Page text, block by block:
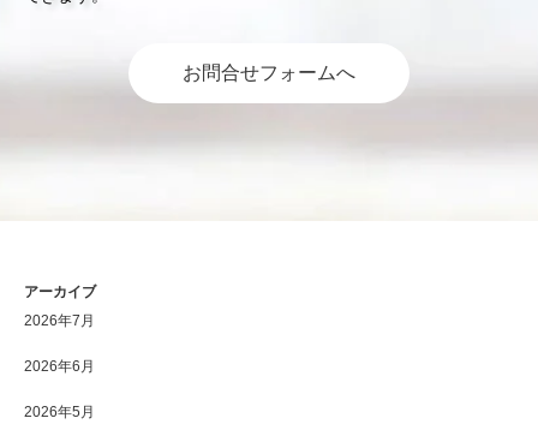
お問合せフォームへ
アーカイブ
2026年7月
2026年6月
2026年5月